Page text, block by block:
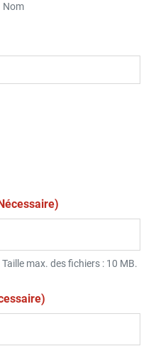
Nom
max. des fichiers : 10 MB.